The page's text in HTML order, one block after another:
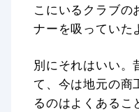
こにいるクラブの
ナーを吸っていた
別にそれはいい。
て、今は地元の商
るのはよくあるこ